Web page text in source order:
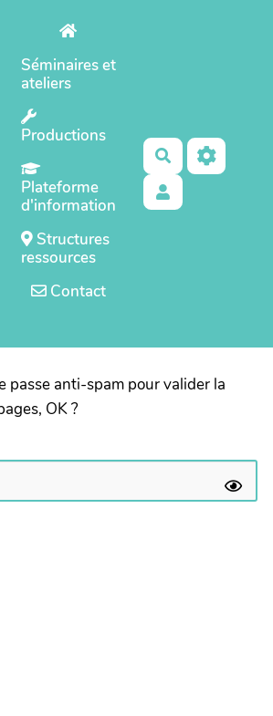
Séminaires et
ateliers
Productions
Plateforme
d'information
Structures
ressources
Contact
Rechercher
passe anti-spam pour valider la
OK ?